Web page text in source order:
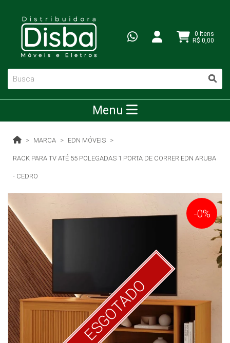
0 Itens
R$ 0,00
Menu
MARCA EDN MÓVEIS
RACK PARA TV ATÉ 55 POLEGADAS 1 PORTA DE CORRER EDN ARUBA
- CEDRO
ESGOTADO
-0%